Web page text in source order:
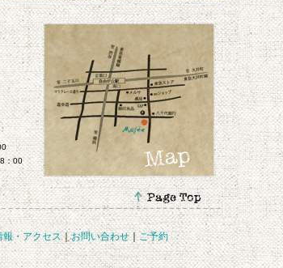
：00
報・アクセス｜お問い合わせ｜ご予約